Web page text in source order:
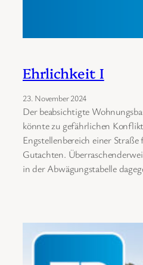
Ehrlichkeit I
23. November 2024
Der beabsichtigte
könnte zu gefährlichen
Engstellenbereich einer
Gutachten.
in der Abwägungstabelle